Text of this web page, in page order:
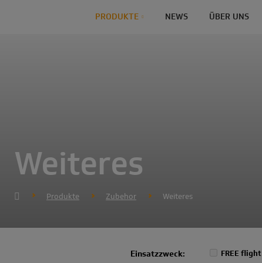
PRODUKTE NEWS ÜBER UNS
Weiteres
Produkte Zubehor Weiteres
Einsatzzweck: FREE flight